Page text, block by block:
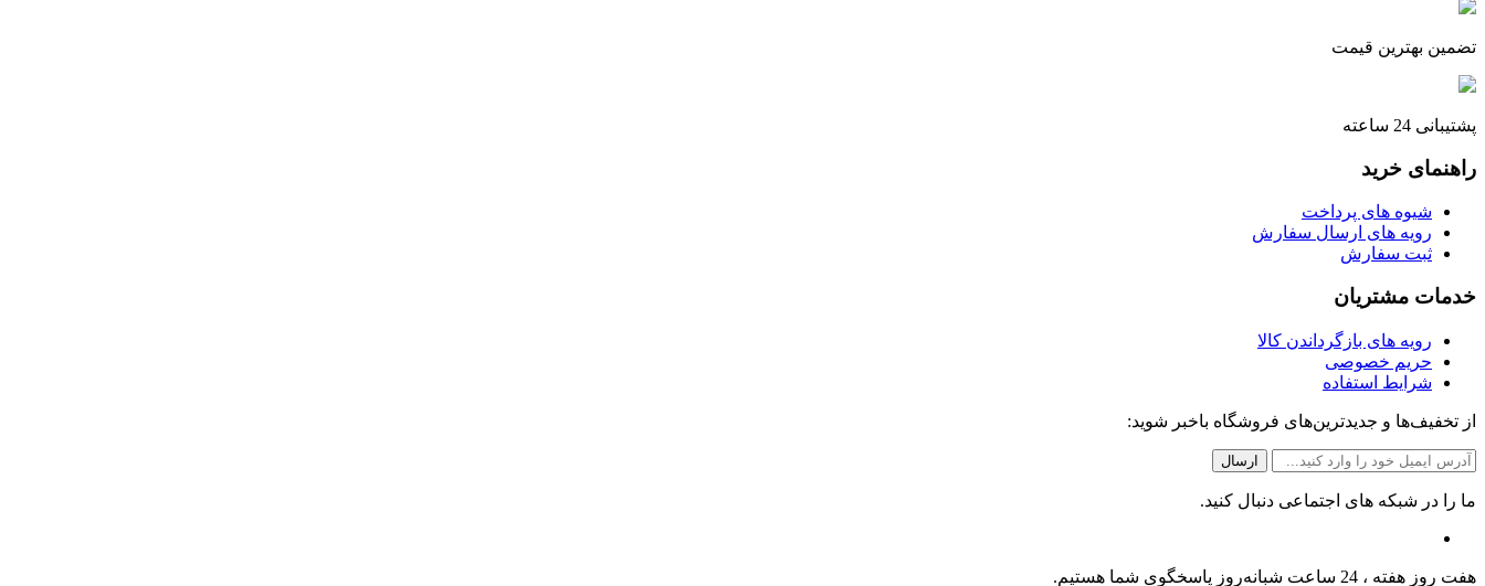
تضمین بهترین قیمت
پشتیبانی 24 ساعته
راهنمای خرید
شیوه های پرداخت
رویه های ارسال سفارش
ثبت سفارش
خدمات مشتریان
رویه های بازگرداندن کالا
حریم خصوصی
شرایط استفاده
از تخفیف‌ها و جدیدترین‌های فروشگاه باخبر شوید:
ما را در شبکه های اجتماعی دنبال کنید.
هفت روز هفته ، 24 ساعت شبانه‌روز پاسخگوی شما هستیم.